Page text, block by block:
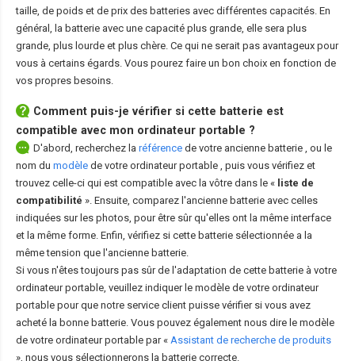
taille, de poids et de prix des batteries avec différentes capacités. En
général, la batterie avec une capacité plus grande, elle sera plus
grande, plus lourde et plus chère. Ce qui ne serait pas avantageux pour
vous à certains égards. Vous pourez faire un bon choix en fonction de
vos propres besoins.
Comment puis-je vérifier si cette batterie est
compatible avec mon ordinateur portable ?
D'abord, recherchez la référence de votre ancienne batterie , ou le
nom du modèle de votre ordinateur portable , puis vous vérifiez et
trouvez celle-ci qui est compatible avec la vôtre dans le « liste de
compatibilité ». Ensuite, comparez l'ancienne batterie avec celles
indiquées sur les photos, pour être sûr qu'elles ont la même interface
et la même forme. Enfin, vérifiez si cette batterie sélectionnée a la
même tension que l'ancienne batterie.
Si vous n'êtes toujours pas sûr de l'adaptation de cette batterie à votre
ordinateur portable, veuillez indiquer le modèle de votre ordinateur
portable pour que notre service client puisse vérifier si vous avez
acheté la bonne batterie. Vous pouvez également nous dire le modèle
de votre ordinateur portable par « Assistant de recherche de produits
», nous vous sélectionnerons la batterie correcte.